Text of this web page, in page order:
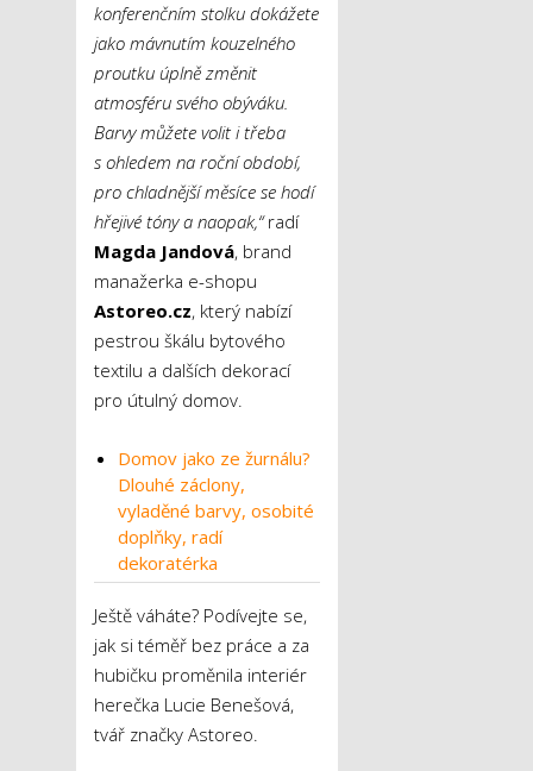
konferenčním stolku dokážete
jako mávnutím kouzelného
proutku úplně změnit
atmosféru svého obýváku.
Barvy můžete volit i třeba
s ohledem na roční období,
pro chladnější měsíce se hodí
hřejivé tóny a naopak,“radí
Magda Jandová, brand
manažerka e-shopu
Astoreo.cz, který nabízí
pestrou škálu bytového
textilu a dalších dekorací
pro útulný domov.
Domov jako ze žurnálu?
Dlouhé záclony,
vyladěné barvy, osobité
doplňky, radí
dekoratérka
Ještě váháte? Podívejte se,
jak si téměř bez práce a za
hubičku proměnila interiér
herečka Lucie Benešová,
tvář značky Astoreo.